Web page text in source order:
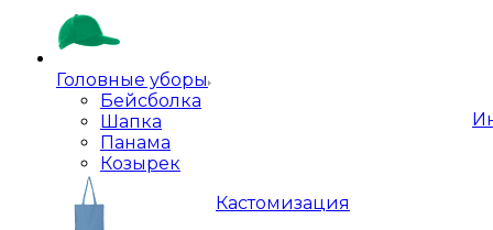
Головные уборы
Бейсболка
Шапка
Панама
Козырек
Кастомизация